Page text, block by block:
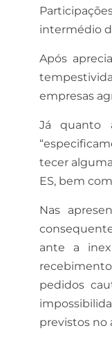
intermédio
Após
empresas
Já quanto
tecer
ES, bem
Nas
ante a
pedidos
previstos no